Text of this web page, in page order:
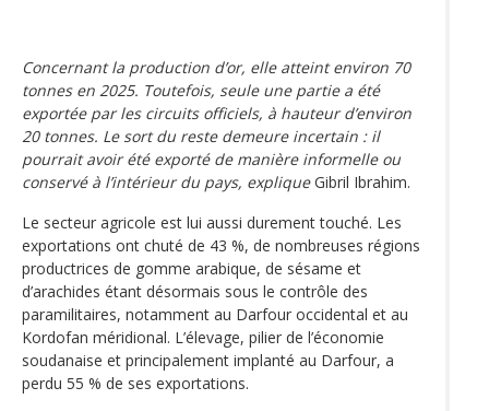
Concernant la production d’or, elle atteint environ 70
tonnes en 2025. Toutefois, seule une partie a été
exportée par les circuits officiels, à hauteur d’environ
20 tonnes. Le sort du reste demeure incertain : il
pourrait avoir été exporté de manière informelle ou
conservé à l’intérieur du pays, expliqueGibril Ibrahim.
Le secteur agricole est lui aussi durement touché. Les
exportations ont chuté de 43 %, de nombreuses régions
productrices de gomme arabique, de sésame et
d’arachides étant désormais sous le contrôle des
paramilitaires, notamment au Darfour occidental et au
Kordofan méridional. L’élevage, pilier de l’économie
soudanaise et principalement implanté au Darfour, a
perdu 55 % de ses exportations.